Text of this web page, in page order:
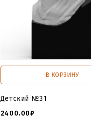
В КОРЗИНУ
Детский №31
2400.00₽